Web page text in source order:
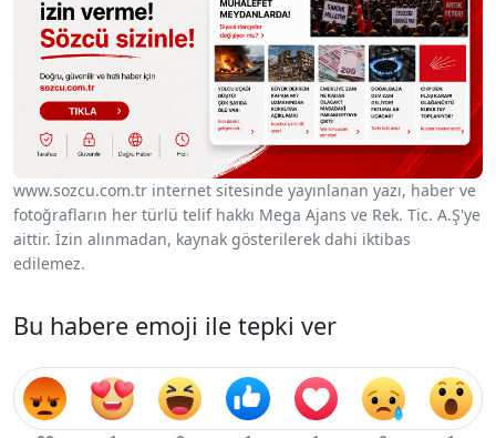
www.sozcu.com.tr internet sitesinde yayınlanan yazı, haber ve
fotoğrafların her türlü telif hakkı Mega Ajans ve Rek. Tic. A.Ş'ye
aittir. İzin alınmadan, kaynak gösterilerek dahi iktibas
edilemez.
Bu habere emoji ile tepki ver